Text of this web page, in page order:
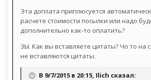
Эта доплата приплюсуется
расчете стоимости посылки или надо
дополнительно как-то оплатить?
ЗЫ. Как вы вставляете цитаты? Чо то на
не вставляются цитаты.
В 9/7/2015 в 20:15, Ilich сказал: